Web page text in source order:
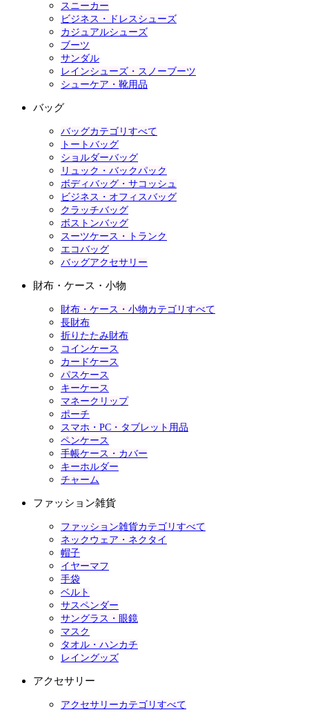
スニーカー
ビジネス・ドレスシューズ
カジュアルシューズ
ブーツ
サンダル
レインシューズ・スノーブーツ
シューケア・靴用品
バッグ
バッグカテゴリすべて
トートバッグ
ショルダーバッグ
リュック・バックパック
ボディバッグ・サコッシュ
ビジネス・オフィスバッグ
クラッチバッグ
ボストンバッグ
スーツケース・トランク
エコバッグ
バッグアクセサリー
財布・ケース・小物
財布・ケース・小物カテゴリすべて
長財布
折りたたみ財布
コインケース
カードケース
パスケース
キーケース
マネークリップ
ポーチ
スマホ・PC・タブレット用品
ペンケース
手帳ケース・カバー
キーホルダー
チャーム
ファッション雑貨
ファッション雑貨カテゴリすべて
ネックウェア・ネクタイ
帽子
イヤーマフ
手袋
ベルト
サスペンダー
サングラス・眼鏡
マスク
タオル・ハンカチ
レイングッズ
アクセサリー
アクセサリーカテゴリすべて